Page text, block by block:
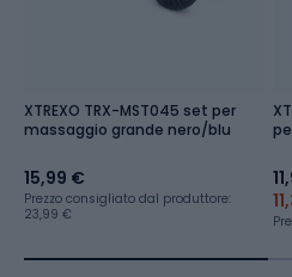
XTREXO TRX-MST045 set per
massaggio grande nero/blu
15,99 €
Prezzo consigliato dal produttore:
23,99 €